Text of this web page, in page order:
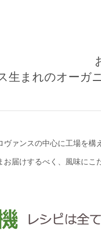
生まれのオーガ
ァンスの中心に工場を構
届けするべく、風味に